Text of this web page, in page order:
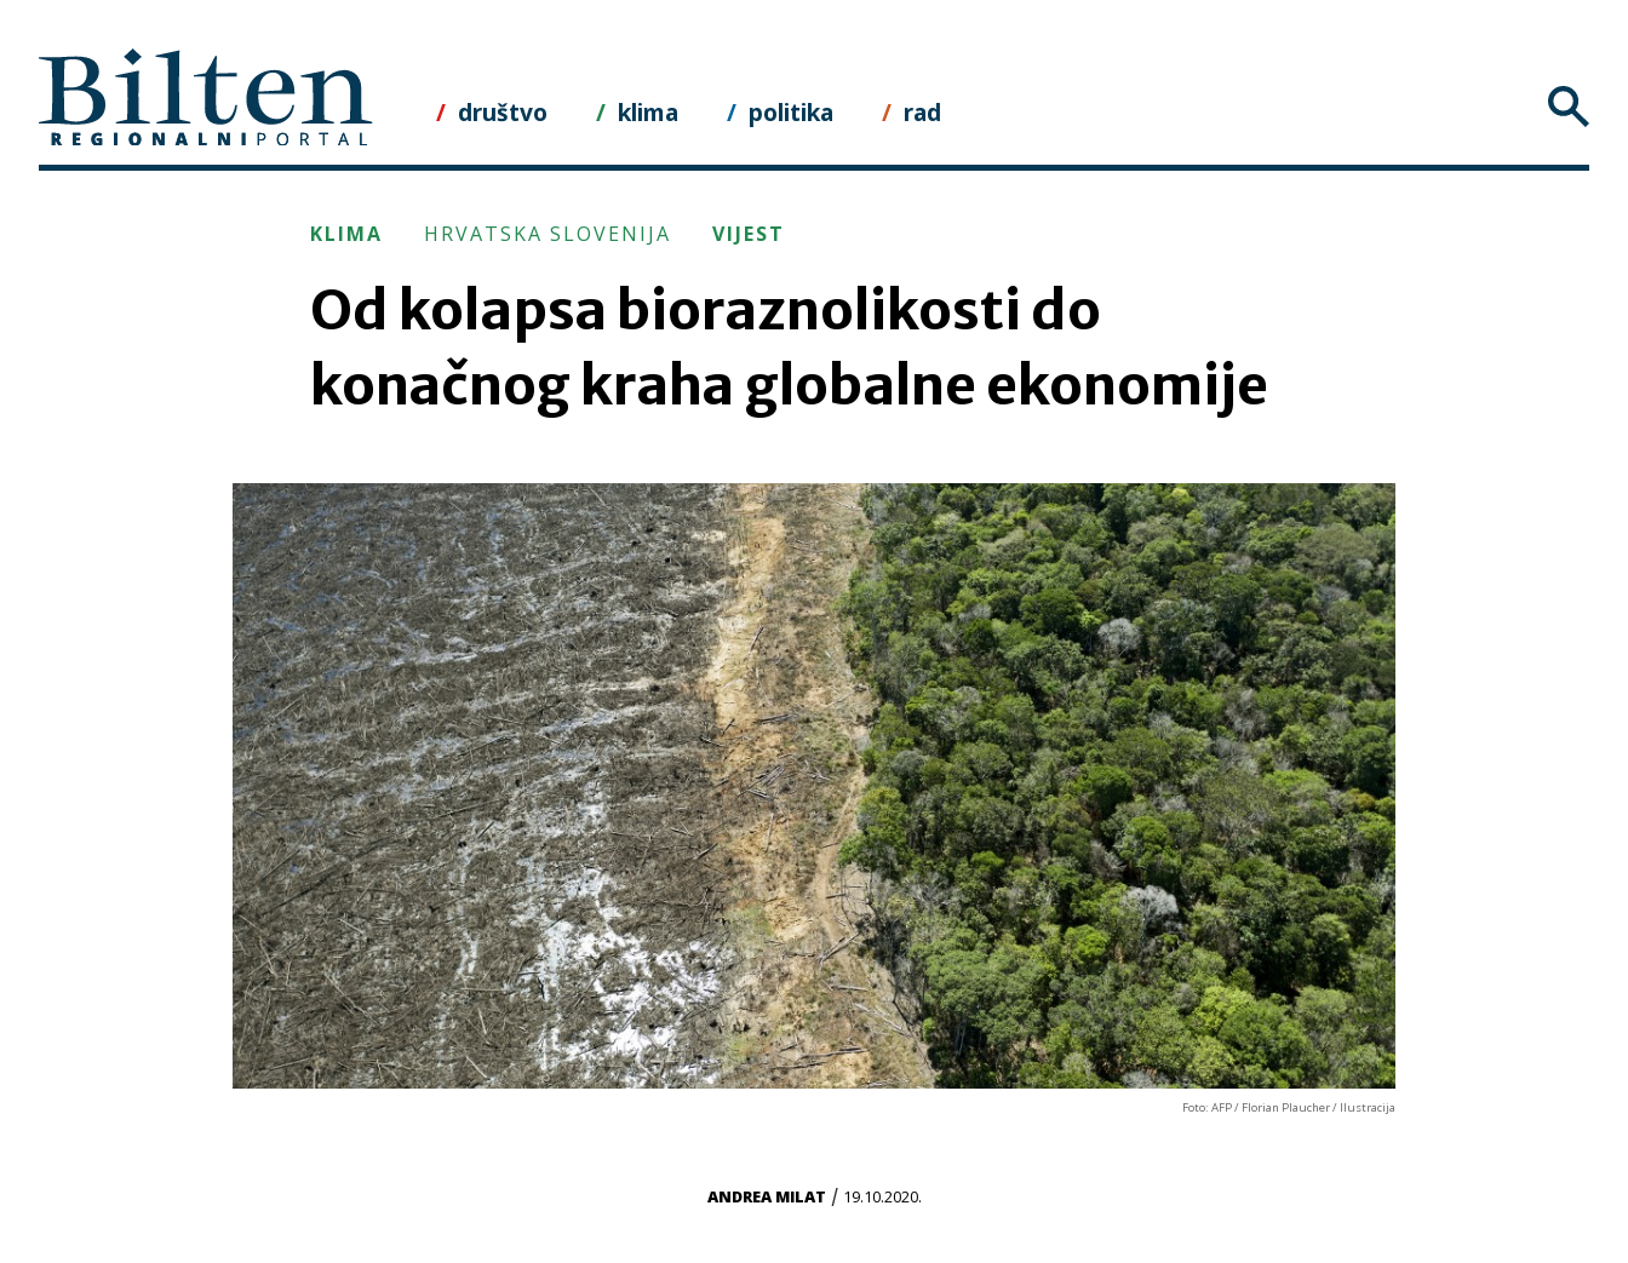
content
društvo klima politika rad
KLIMA HRVATSKA SLOVENIJA VIJEST
Od kolapsa bioraznolikosti do
konačnog kraha globalne ekonomije
Foto: AFP / Florian Plaucher / Ilustracija
ANDREA MILAT / 19.10.2020.